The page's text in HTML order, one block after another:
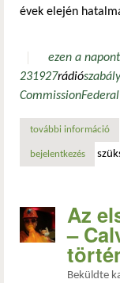
évek elején
ezen a napon
231927rádió
Commission
további információa
bejelentkezés
Az
–
Beküldte